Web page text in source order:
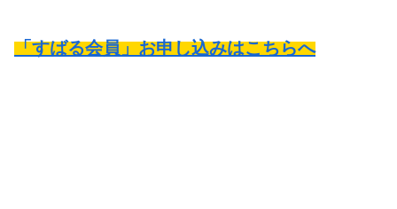
「すばる会員」お申し込みはこちらへ